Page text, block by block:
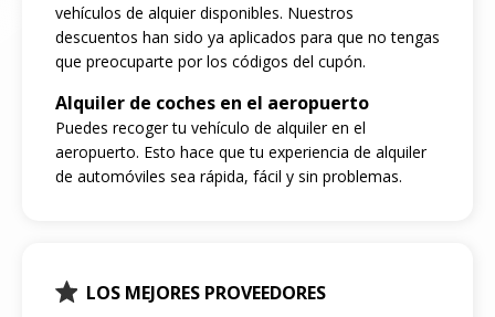
vehículos de alquier disponibles. Nuestros
descuentos han sido ya aplicados para que no tengas
que preocuparte por los códigos del cupón.
Alquiler de coches en el aeropuerto
Puedes recoger tu vehículo de alquiler en el
aeropuerto. Esto hace que tu experiencia de alquiler
de automóviles sea rápida, fácil y sin problemas.
LOS MEJORES PROVEEDORES